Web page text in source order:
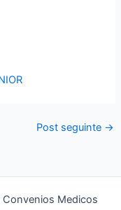
Post seguinte →
Medicos